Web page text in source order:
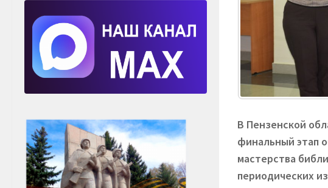
В Пензенской
финальный этап
мастерства
периодических